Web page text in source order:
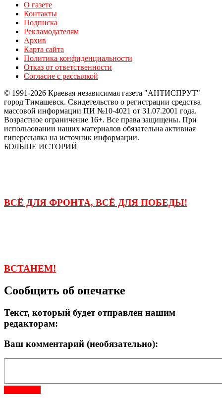
О газете
Контакты
Подписка
Рекламодателям
Архив
Карта сайта
Политика конфиденциальности
Отказ от ответственности
Согласие с рассылкой
© 1991-2026 Краевая независимая газета "АНТИСПРУТ"
город Тимашевск. Свидетельство о регистрации средства
массовой информации ПИ №10-4021 от 31.07.2001 года.
Возрастное ограничение 16+. Все права защищены. При
использовании наших материалов обязательна активная
гиперссылка на источник информации.
БОЛЬШЕ ИСТОРИЙ
ВСЁ ДЛЯ ФРОНТА, ВСЁ ДЛЯ ПОБЕДЫ!
ВСТАНЕМ!
Сообщить об опечатке
Текст, который будет отправлен нашим
редакторам:
Ваш комментарий (необязательно):